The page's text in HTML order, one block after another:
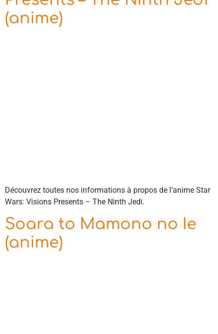
(anime)
Découvrez toutes nos informations à propos de l’anime Star
Wars: Visions Presents – The Ninth Jedi.
Soara to Mamono no Ie
(anime)